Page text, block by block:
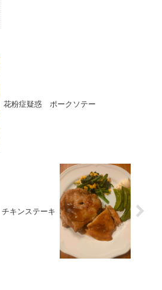
花粉症疑惑 ポークソテー
キンステーキ